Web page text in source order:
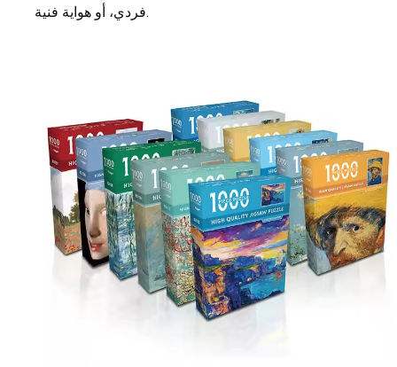
فردي، أو هواية فنية.